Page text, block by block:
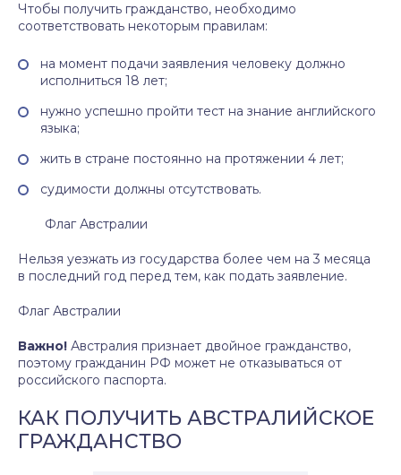
Чтобы получить гражданство, необходимо
соответствовать некоторым правилам:
на момент подачи заявления человеку должно
исполниться 18 лет;
нужно успешно пройти тест на знание английского
языка;
жить в стране постоянно на протяжении 4 лет;
судимости должны отсутствовать.
Флаг Австралии
Нельзя уезжать из государства более чем на 3 месяца
в последний год перед тем, как подать заявление.
Флаг Австралии
Важно! Австралия признает двойное гражданство,
поэтому гражданин РФ может не отказываться от
российского паспорта.
КАК ПОЛУЧИТЬ АВСТРАЛИЙСКОЕ
ГРАЖДАНСТВО